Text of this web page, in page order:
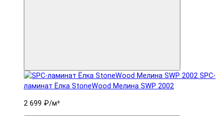
SPC-
ламинат Ëлка StoneWood Мелина SWP 2002
2 699 ₽/м²